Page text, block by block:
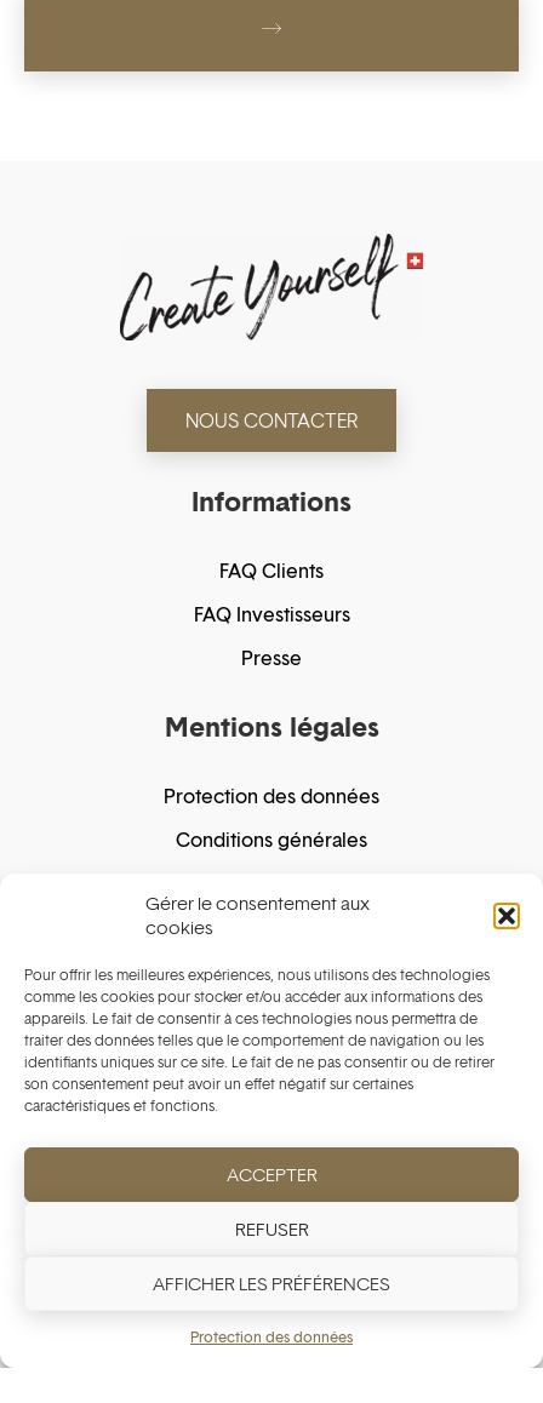
Gérer le consentement aux
cookies
Pour offrir les meilleures expériences, nous utilisons des technologies
comme les cookies pour stocker et/ou accéder aux informations des
appareils. Le fait de consentir à ces technologies nous permettra de
traiter des données telles que le comportement de navigation ou les
identifiants uniques sur ce site. Le fait de ne pas consentir ou de retirer
son consentement peut avoir un effet négatif sur certaines
caractéristiques et fonctions.
ACCEPTER
REFUSER
AFFICHER LES PRÉFÉRENCES
Protection des données
NOUS CONTACTER
Informations
FAQ Clients
FAQ Investisseurs
Presse
Mentions légales
Protection des données
Conditions générales
Politique de cookie
Achats sécurisés
les détails de votre carte.